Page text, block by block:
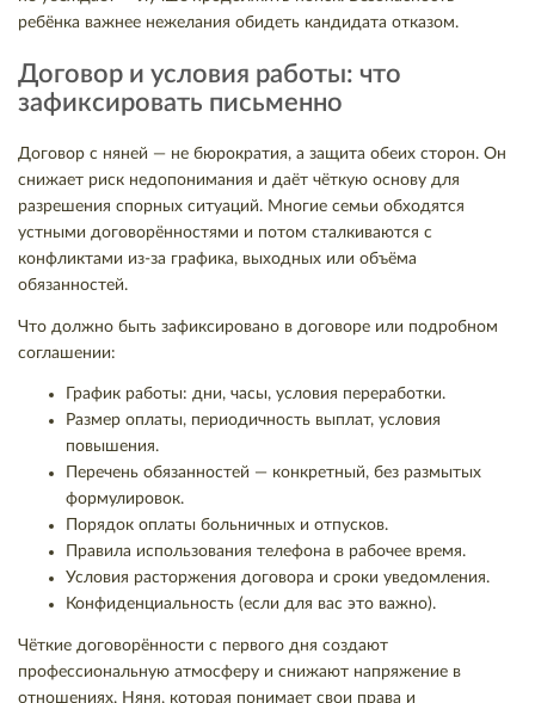
ребёнка важнее нежелания обидеть кандидата отказом.
Договор и условия работы: что
зафиксировать письменно
Договор с няней — не бюрократия, а защита обеих сторон. Он
снижает риск недопонимания и даёт чёткую основу для
разрешения спорных ситуаций. Многие семьи обходятся
устными договорённостями и потом сталкиваются с
конфликтами из-за графика, выходных или объёма
обязанностей.
Что должно быть зафиксировано в договоре или подробном
соглашении:
График работы: дни, часы, условия переработки.
Размер оплаты, периодичность выплат, условия
повышения.
Перечень обязанностей — конкретный, без размытых
формулировок.
Порядок оплаты больничных и отпусков.
Правила использования телефона в рабочее время.
Условия расторжения договора и сроки уведомления.
Конфиденциальность (если для вас это важно).
Чёткие договорённости с первого дня создают
профессиональную атмосферу и снижают напряжение в
отношениях. Няня, которая понимает свои права и